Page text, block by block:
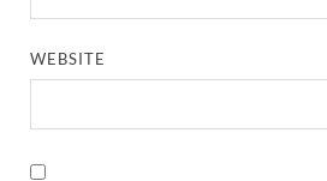
WEBSITE